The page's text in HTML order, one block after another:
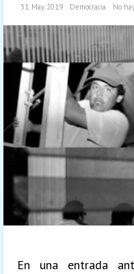
31. May. 2019 Democracia No
En una entrada